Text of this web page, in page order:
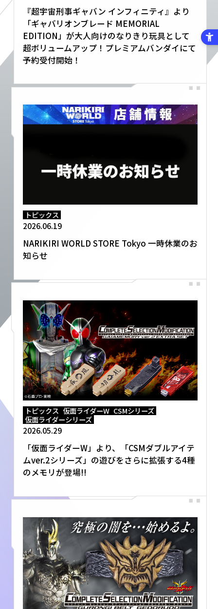
『超宇宙刑事ギャバン インフィニティ』より
「ギャバリオンブレード MEMORIAL
EDITION」が大人向けのなりきり玩具として
超ボリュームアップ！プレミアムバンダイにて
予約受付開始！
トピックス
2026.06.19
NARIKIRI WORLD STORE Tokyo 一時休業のお
知らせ
トピックス 仮面ライダーW CSMシリーズ
仮面ライダーシリーズ
2026.05.29
「仮面ライダーW」より、「CSMダブルアイテ
ムver.2シリーズ」の遊びをさらに拡張する4種
のメモリが登場!!